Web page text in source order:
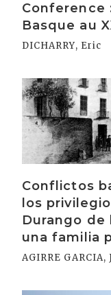
Conference
Basque au
DICHARRY, Eric
Conflictos
los
Durango de
una familia
AGIRRE GARCIA,
Irakurri